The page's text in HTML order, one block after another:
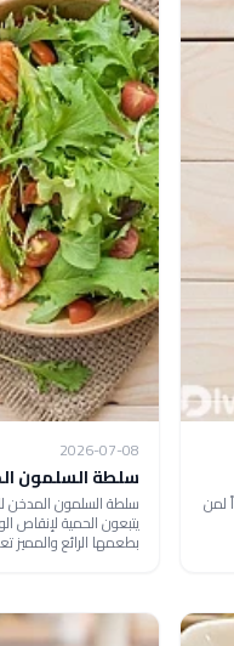
لمن
2026-07-08
سلطة السلمون
سلطة السلمون المدخن
يتبعون الحمية لإنقاص
بطعمها الرائع